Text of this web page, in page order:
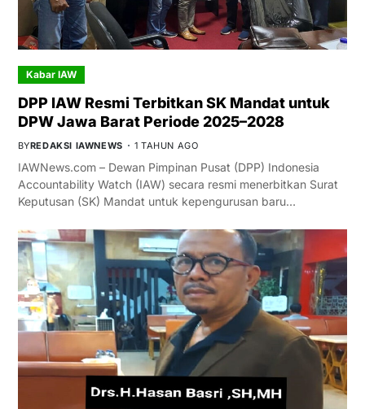
Kabar IAW
DPP IAW Resmi Terbitkan SK Mandat untuk
DPW Jawa Barat Periode 2025–2028
BYREDAKSI IAWNEWS 1 TAHUN AGO
IAWNews.com – Dewan Pimpinan Pusat (DPP) Indonesia
Accountability Watch (IAW) secara resmi menerbitkan Surat
Keputusan (SK) Mandat untuk kepengurusan baru…